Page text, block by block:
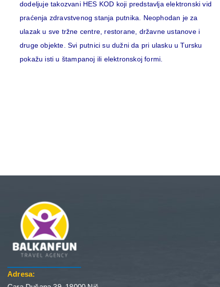
dodeljuje takozvani HES KOD koji predstavlja elektronski vid
praćenja zdravstvenog stanja putnika. Neophodan je za
ulazak u sve tržne centre, restorane, državne ustanove i
druge objekte. Svi putnici su dužni da pri ulasku u Tursku
pokažu isti u štampanoj ili elektronskoj formi.
Adresa: